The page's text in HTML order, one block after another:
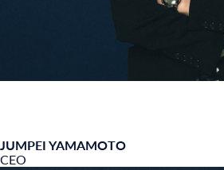
JUMPEI YAMAMOTO
CEO